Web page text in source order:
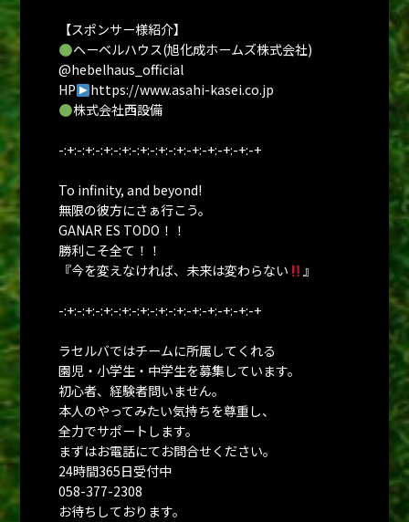
【スポンサー様紹介】
ヘーベルハウス(旭化成ホームズ株式会社)
@hebelhaus_official
HP
https://www.asahi-kasei.co.jp
株式会社西設備
-:+:-:+:-:+:-:+:-:+:-:+:-:+:-+:-+:-+:-+:-+
To infinity, and beyond!
無限の彼方にさぁ行こう。
GANAR ES TODO！！
勝利こそ全て！！
『今を変えなければ、未来は変わらない
』
-:+:-:+:-:+:-:+:-:+:-:+:-:+:-+:-+:-+:-+:-+
ラセルバではチームに所属してくれる
園児・小学生・中学生を募集しています。
初心者、経験者問いません。
本人のやってみたい気持ちを尊重し、
全力でサポートします。
まずはお電話にてお問合せください。
24時間365日受付中
058-377-2308
お待ちしております。